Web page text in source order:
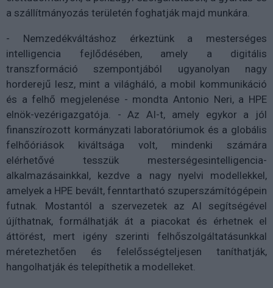
a szállítmányozás területén foghatják majd munkára.
- Nemzedékváltáshoz érkeztünk a mesterséges
intelligencia fejlődésében, amely a digitális
transzformáció szempontjából ugyanolyan nagy
horderejű lesz, mint a világháló, a mobil kommunikáció
és a felhő megjelenése - mondta Antonio Neri, a HPE
elnök-vezérigazgatója. - Az AI-t, amely egykor a jól
finanszírozott kormányzati laboratóriumok és a globális
felhőóriások kiváltsága volt, mindenki számára
elérhetővé tesszük mesterségesintelligencia-
alkalmazásainkkal, kezdve a nagy nyelvi modellekkel,
amelyek a HPE bevált, fenntartható szuperszámítógépein
futnak. Mostantól a szervezetek az AI segítségével
újíthatnak, formálhatják át a piacokat és érhetnek el
áttörést, mert igény szerinti felhőszolgáltatásunkkal
méretezhetően és felelősségteljesen taníthatják,
hangolhatják és telepíthetik a modelleket.